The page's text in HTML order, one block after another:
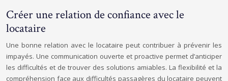
Créer une relation de confiance avec le
locataire
Une bonne relation avec le locataire peut contribuer à prévenir les
impayés. Une communication ouverte et proactive permet d’anticiper
les difficultés et de trouver des solutions amiables. La flexibilité et la
compréhension face aux difficultés passagères du locataire peuvent